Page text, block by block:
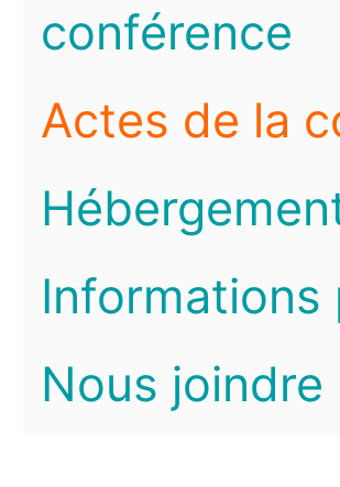
conférence
Actes de la
Informations
Nous joindre